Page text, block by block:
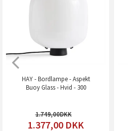
HAY - Bordlampe - Aspekt
Buoy Glass - Hvid - 300
1.749,00
1.377,00 DKK